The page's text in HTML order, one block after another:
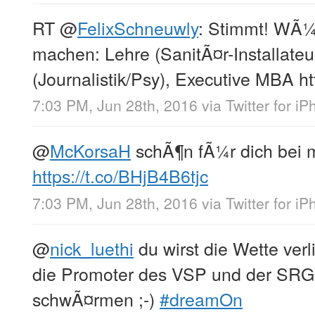
RT@FelixSchneuwly: Stimmt!
machen: Lehre (SanitÃ¤r-
(Journalistik/Psy), Executive MBA
7:03 PM, Jun 28th, 2016 via Twitter for
@McKorsaH schÃ¶n fÃ¼r dich bei
https://t.co/BHjB4B6tjc
7:03 PM, Jun 28th, 2016 via Twitter for
@nick_luethi du wirst die Wette
die Promoter des VSP und der
schwÃ¤rmen ;-) #dreamOn